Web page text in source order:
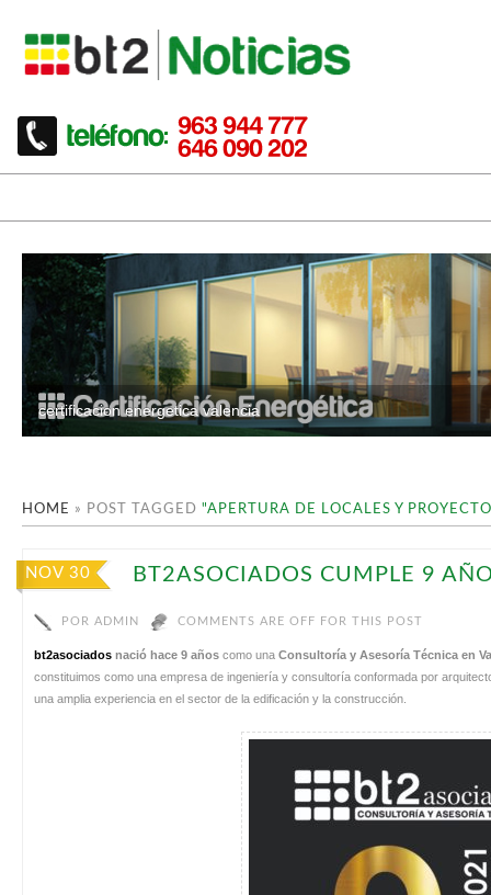
certificacion energetica valencia
HOME » POST TAGGED "APERTURA DE LOCALES Y
NOV 30 BT2ASOCIADOS CUMPLE 9
POR ADMIN COMMENTS ARE OFF FOR THIS POST
bt2asociados nació hace 9 años como una Consultoría y Asesoría Técnica en
constituimos como una empresa de ingeniería y consultoría conformada por
una amplia experiencia en el sector de la edificación y la construcción.